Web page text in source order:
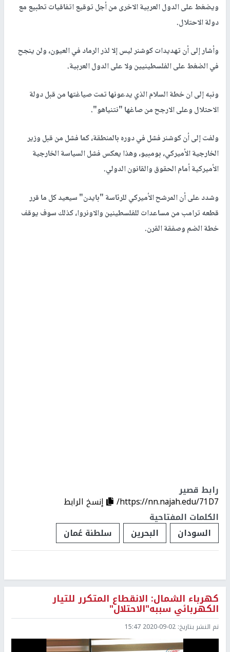
ويضغط على الدول العربية الاخرى من أجل توقيع اتفاقيات تطبيع مع
دولة الاحتلال.
وأشار إلى أن تهديدات كوشنر ليس إلا لذر الرماد في العيون، ولن ينجح
في الضغط على الفلسطينيين ولا على الدول العربية.
ونبه إلى ان خطة السلام الذي يدعونها تمت صياغتها من قبل دولة
الاحتلال وعلى الارجح من صاغها "نتنياهو".
ولفت إلى أن كوشنر فشل في دوره بالمنطقة، كما فشل من قبل وزير
الخارجية الأميركي، بومبيو، وهذا يعكس فشل السياسة الخارجية
الأميركية أمام الحقوق والقانون الدولي.
وشدد على أن المرشح الأميركي للرئاسة "بايدن" سيعيد كل ما قرر
قطعه ترامب من مساعدات للفلسطينين والاونروا، كذلك سوف يوقف
خطة الضم وصفقة القرن.
رابط قصير
https://nn.najah.edu/71D7/
إنسخ الرابط
الكلمات المفتاحية
السودان
البحرين سلطنة عُمان
كهرباء الشمال: الانقطاع المتكرر للتيار
الكهربائي سببه"الاحتلال"
تم النشر بتاريخ: 2020-09-02 15:47